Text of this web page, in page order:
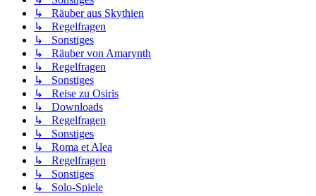
↳ Räuber aus Skythien
↳ Regelfragen
↳ Sonstiges
↳ Räuber von Amarynth
↳ Regelfragen
↳ Sonstiges
↳ Reise zu Osiris
↳ Downloads
↳ Regelfragen
↳ Sonstiges
↳ Roma et Alea
↳ Regelfragen
↳ Sonstiges
↳ Solo-Spiele